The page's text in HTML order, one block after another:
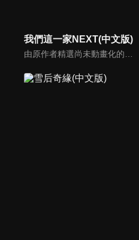
我們這一家NEXT(中文版)